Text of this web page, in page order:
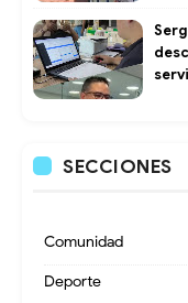
SECCIONES
Comunidad
Deporte